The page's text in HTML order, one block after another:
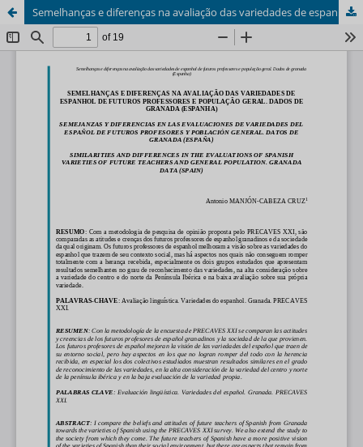
Semelhanças e diferenças na avaliação das variedades de espanhol de futuros professores e população geral. Dados de Granada (Espanha)